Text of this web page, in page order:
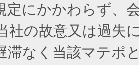
にかかわらず、
社の故意又は過失
滞なく当該マテポ